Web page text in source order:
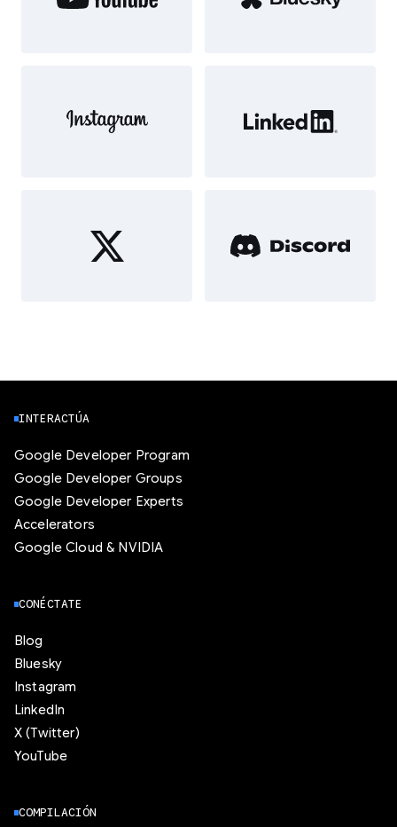
INTERACTÚA
Google Developer Program
Google Developer Groups
Google Developer Experts
Accelerators
Google Cloud & NVIDIA
CONÉCTATE
Blog
Bluesky
Instagram
LinkedIn
X (Twitter)
YouTube
COMPILACIÓN